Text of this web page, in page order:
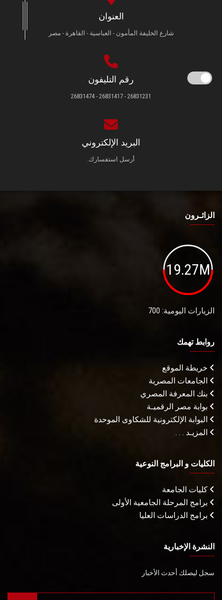
العنوان
شارع الخليفة المأمون - العباسية - القاهرة - مصر
رقم التليفون
26831231 - 26831417 - 26831474
البريد الإلكتروني
أرسل استفسارك.
الزائـرون
19.27M
الزيارات اليومية: 700
روابط تهمك
خريطة الموقع
الجامعات المصرية
بنك المعرفة المصري
بوابة مصر الرقميـة
البوابة الإلكترونية للشكاوى الموحدة
المزيـد . . .
الكليات و البرامج النوعية
كليات الجامعة
برامج المرحلة الجامعية الأولى
برامج الدراسات العليا
النشرة الإخبارية
سجل ليصلك أحدث الأخبار